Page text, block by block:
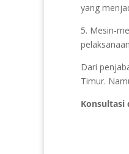
yang
5. Mesin-
Dari
Timur.
Konsultasi